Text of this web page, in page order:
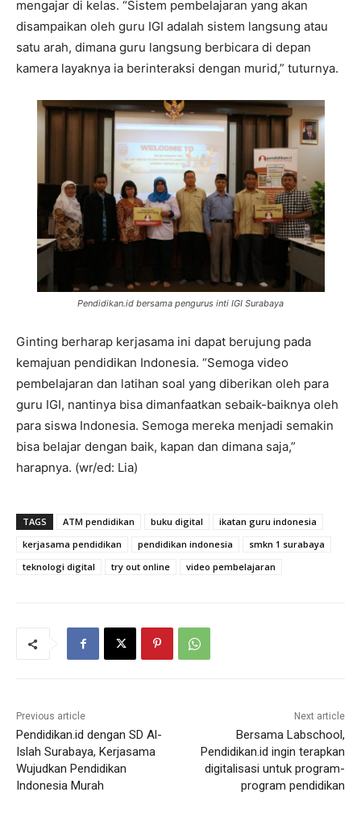
mengajar di kelas. “Sistem pembelajaran yang akan
disampaikan oleh guru IGI adalah sistem langsung atau
satu arah, dimana guru langsung berbicara di depan
kamera layaknya ia berinteraksi dengan murid,” tuturnya.
Pendidikan.id bersama pengurus inti IGI Surabaya
Ginting berharap kerjasama ini dapat berujung pada
kemajuan pendidikan Indonesia. “Semoga video
pembelajaran dan latihan soal yang diberikan oleh para
guru IGI, nantinya bisa dimanfaatkan sebaik-baiknya oleh
para siswa Indonesia. Semoga mereka menjadi semakin
bisa belajar dengan baik, kapan dan dimana saja,”
harapnya. (wr/ed: Lia)
TAGS ATM pendidikan buku digital
ikatan guru indonesia
kerjasama pendidikan
pendidikan indonesia
smkn 1 surabaya
teknologi digital
try out online video pembelajaran
Previous article
Pendidikan.id dengan SD Al-
Islah Surabaya, Kerjasama
Wujudkan Pendidikan
Indonesia Murah
Next article
Bersama Labschool,
Pendidikan.id ingin terapkan
digitalisasi untuk program-
program pendidikan